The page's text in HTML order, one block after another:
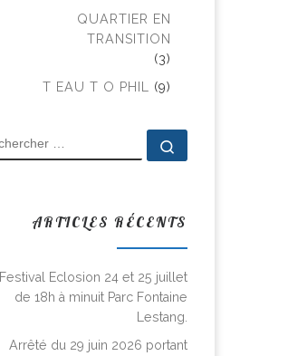
QUARTIER EN
TRANSITION
(3)
T EAU T O PHIL (9)
RECHERCHER
ARTICLES RÉCENTS
Festival Eclosion 24 et 25 juillet
de 18h à minuit Parc Fontaine
Lestang.
Arrêté du 29 juin 2026 portant